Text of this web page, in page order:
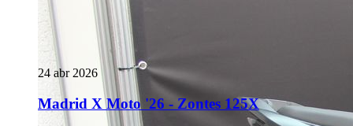
24 abr 2026
Madrid X Moto '26 - Zontes 125X